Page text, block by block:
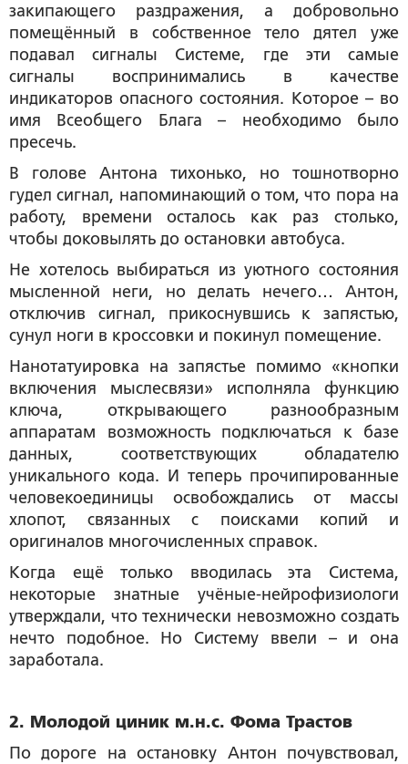
закипающего раздражения, а добровольно
помещённый в собственное тело дятел уже
подавал сигналы Системе, где эти самые
сигналы воспринимались в качестве
индикаторов опасного состояния. Которое – во
имя Всеобщего Блага – необходимо было
пресечь.
В голове Антона тихонько, но тошнотворно
гудел сигнал, напоминающий о том, что пора на
работу, времени осталось как раз столько,
чтобы доковылять до остановки автобуса.
Не хотелось выбираться из уютного состояния
мысленной неги, но делать нечего… Антон,
отключив сигнал, прикоснувшись к запястью,
сунул ноги в кроссовки и покинул помещение.
Нанотатуировка на запястье помимо «кнопки
включения мыслесвязи» исполняла функцию
ключа, открывающего разнообразным
аппаратам возможность подключаться к базе
данных, соответствующих обладателю
уникального кода. И теперь прочипированные
человекоединицы освобождались от массы
хлопот, связанных с поисками копий и
оригиналов многочисленных справок.
Когда ещё только вводилась эта Система,
некоторые знатные учёные-нейрофизиологи
утверждали, что технически невозможно создать
нечто подобное. Но Систему ввели – и она
заработала.
2. Молодой циник м.н.с. Фома Трастов
По дороге на остановку Антон почувствовал,